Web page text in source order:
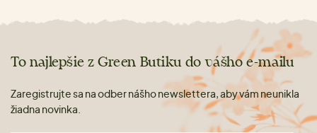
To najlepšie z Green Butiku do vášho e-mailu
Zaregistrujte sa na odber nášho newslettera, aby vám neunikla
žiadna novinka.